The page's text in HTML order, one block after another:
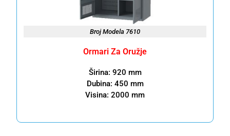
Broj Modela 7610
Ormari Za Oružje
Širina: 920 mm
Dubina: 450 mm
Visina: 2000 mm